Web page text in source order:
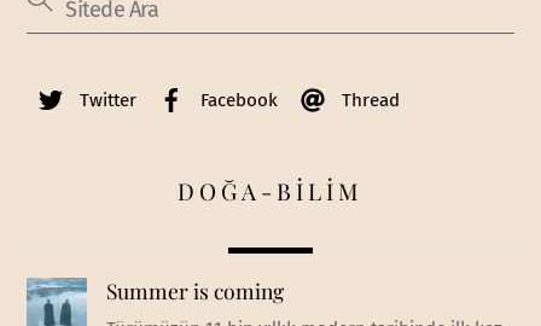
Twitter Facebook Thread
DOĞA-BİLİM
Summer is coming